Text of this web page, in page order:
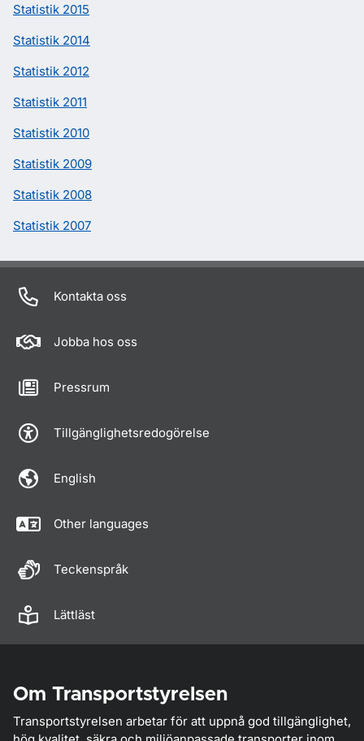
Statistik 2015
Statistik 2014
Statistik 2012
Statistik 2011
Statistik 2010
Statistik 2009
Statistik 2008
Statistik 2007
Kontakta oss
Jobba hos oss
Pressrum
Tillgänglighetsredogörelse
English
Other languages
Teckenspråk
Lättläst
Om Transportstyrelsen
Transportstyrelsen arbetar för att uppnå god tillgänglighet,